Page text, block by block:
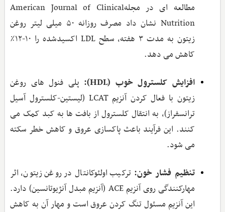
مطالعه‌ ای در مجلهAmerican Journal of Clinical
Nutrition نشان داد مصرف روزانه ۵۰ میلی‌ لیتر روغن
زیتون به مدت ۳ هفته، سطح LDL اکسیدشده را ۱۰-۱۲٪
کاهش می ‌دهد.
افزایش کلسترول خوب (HDL
): پلی ‌فنول ‌های روغن
زیتون با فعال کردن آنزیم LCAT (لیستین-کلسترول آسیل
ترانسفراز)، به انتقال کلسترول از بافت ‌ها به کبد کمک می
‌کنند. این فرآیند باعث پاکسازی عروق و کاهش خطر سکته
می ‌شود.
تنظیم فشار خون: ترکیب اولئوکانتال در روغن زیتون، اثر
مهارکنندگی روی آنزیم ACE (آنزیم مبدل آنژیوتانسین) دارد.
این آنزیم مسئول تنگ کردن عروق است و مهار آن به کاهش